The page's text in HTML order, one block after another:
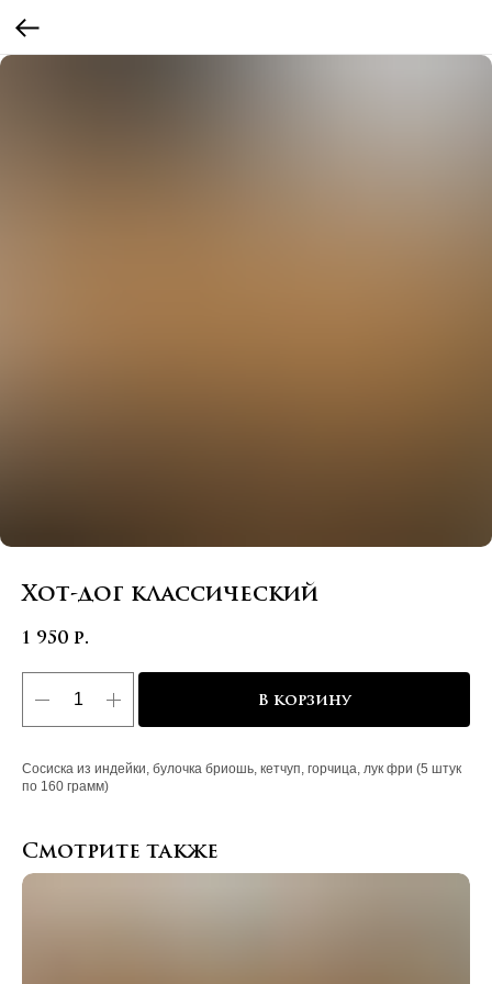
Хот-дог классический
1 950 р.
В корзину
Сосиска из индейки, булочка бриошь, кетчуп, горчица, лук фри (5 штук
по 160 грамм)
Смотрите также